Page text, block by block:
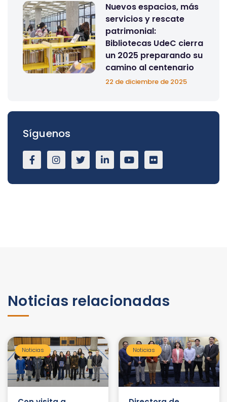
Nuevos espacios, más
servicios y rescate
patrimonial:
Bibliotecas UdeC cierra
un 2025 preparando su
camino al centenario
22 de diciembre de 2025
Síguenos
Noticias relacionadas
Noticias Noticias